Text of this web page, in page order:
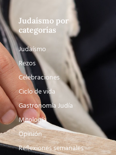
Judaísmo por
categorías
Judaísmo
Rezos
Celebraciones
Ciclo de vida
Gastronomía Judía
Mitología
Opinión
Reflexiones semanales